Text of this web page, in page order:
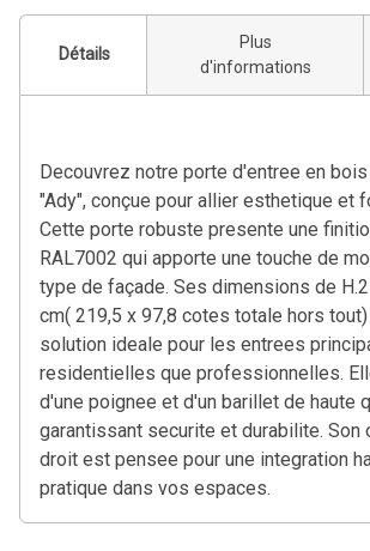
Détails
Plus
d'informations
Decouvrez notre porte d'entree en
"Ady", conçue pour allier esthetique et
Cette porte robuste presente une
RAL7002 qui apporte une touche de
type de façade. Ses dimensions de
cm( 219,5 x 97,8 cotes totale hors
solution ideale pour les entrees
residentielles que professionnelles.
d'une poignee et d'un barillet de haute
garantissant securite et durabilite. Son
droit est pensee pour une integration
pratique dans vos espaces.